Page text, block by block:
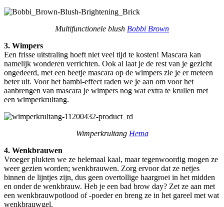
Multifunctionele blush Bobbi Brown
3. Wimpers
Een frisse uitstraling hoeft niet veel tijd te kosten! Mascara kan
namelijk wonderen verrichten. Ook al laat je de rest van je gezicht
ongedeerd, met een beetje mascara op de wimpers zie je er meteen
beter uit. Voor het bambi-effect raden we je aan om voor het
aanbrengen van mascara je wimpers nog wat extra te krullen met
een wimperkrultang.
Wimperkrultang Hema
4. Wenkbrauwen
Vroeger plukten we ze helemaal kaal, maar tegenwoordig mogen ze
weer gezien worden; wenkbrauwen. Zorg ervoor dat ze netjes
binnen de lijntjes zijn, dus geen overtollige haargroei in het midden
en onder de wenkbrauw. Heb je een bad brow day? Zet ze aan met
een wenkbrauwpotlood of -poeder en breng ze in het gareel met wat
wenkbrauwgel.